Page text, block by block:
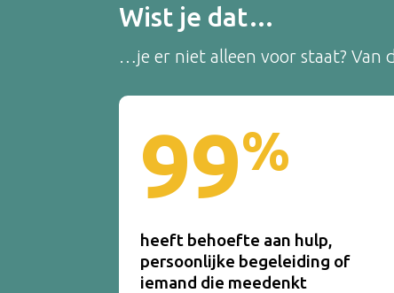
Wist je dat…
…je er niet alleen voor staat? Van
99%
heeft behoefte aan hulp,
persoonlijke begeleiding of
iemand die meedenkt